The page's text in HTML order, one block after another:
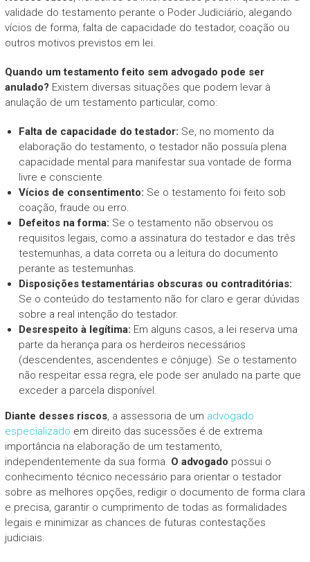
validade do testamento perante o Poder Judiciário, alegando
vícios de forma, falta de capacidade do testador, coação ou
outros motivos previstos em lei.
Quando um testamento feito sem advogado pode ser
anulado? Existem diversas situações que podem levar à
anulação de um testamento particular, como:
Falta de capacidade do testador: Se, no momento da
elaboração do testamento, o testador não possuía plena
capacidade mental para manifestar sua vontade de forma
livre e consciente.
Vícios de consentimento: Se o testamento foi feito sob
coação, fraude ou erro.
Defeitos na forma: Se o testamento não observou os
requisitos legais, como a assinatura do testador e das três
testemunhas, a data correta ou a leitura do documento
perante as testemunhas.
Disposições testamentárias obscuras ou contraditórias:
Se o conteúdo do testamento não for claro e gerar dúvidas
sobre a real intenção do testador.
Desrespeito à legítima: Em alguns casos, a lei reserva uma
parte da herança para os herdeiros necessários
(descendentes, ascendentes e cônjuge). Se o testamento
não respeitar essa regra, ele pode ser anulado na parte que
exceder a parcela disponível.
Diante desses riscos, a assessoria de um advogado
especializado em direito das sucessões é de extrema
importância na elaboração de um testamento,
independentemente da sua forma. O advogado possui o
conhecimento técnico necessário para orientar o testador
sobre as melhores opções, redigir o documento de forma clara
e precisa, garantir o cumprimento de todas as formalidades
legais e minimizar as chances de futuras contestações
judiciais.